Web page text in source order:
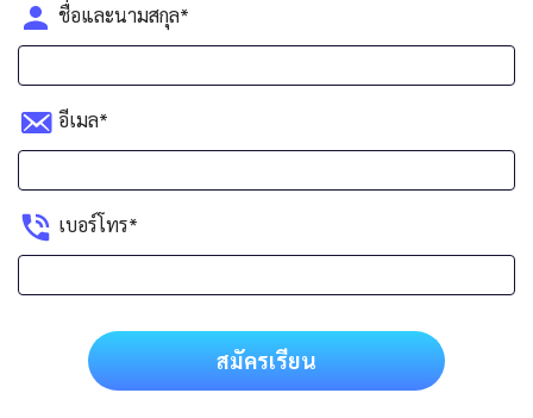
ชื่อและนามสกุล*
อีเมล*
เบอร์โทร*
สมัครเรียน